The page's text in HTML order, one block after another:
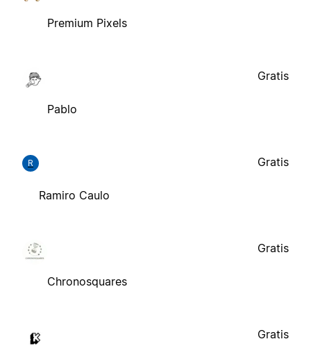
Premium Pixels
Pablo
Gratis
R
Ramiro Caulo
Gratis
Chronosquares
Gratis
Gratis